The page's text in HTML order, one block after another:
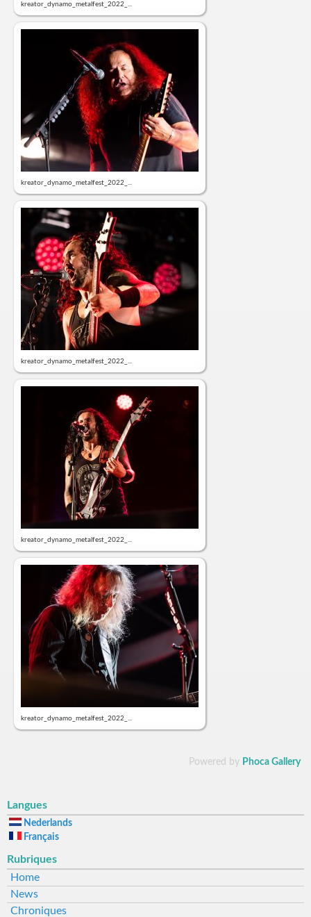
kreator_dynamo_metalfest_2022_...
kreator_dynamo_metalfest_2022_...
kreator_dynamo_metalfest_2022_...
kreator_dynamo_metalfest_2022_...
kreator_dynamo_metalfest_2022_...
Powered by Phoca Gallery
Langues
Nederlands
Français
Rubriques
Home
News
Chroniques